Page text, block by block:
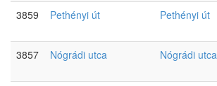
3859
Pethényi út Pethényi út
3857
Nógrádi utca Nógrádi utca